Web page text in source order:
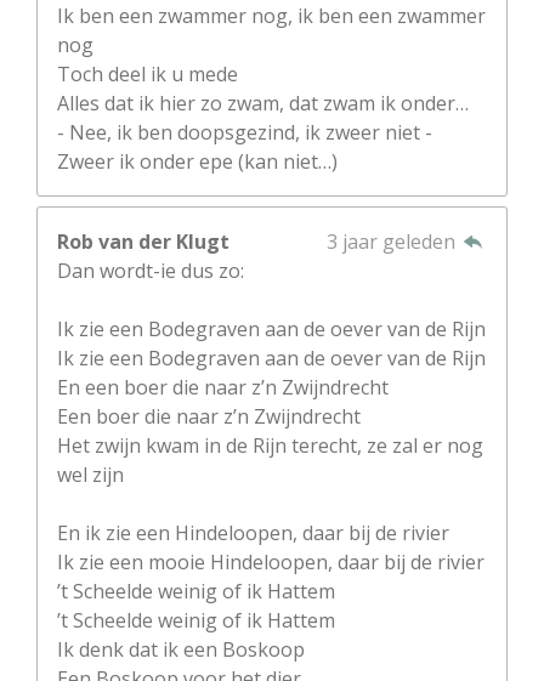
Ik ben een zwammer nog, ik ben een zwammer
nog
Toch deel ik u mede
Alles dat ik hier zo zwam, dat zwam ik onder…
- Nee, ik ben doopsgezind, ik zweer niet -
Zweer ik onder epe (kan niet…)
Rob van der Klugt
3 jaar geleden
Dan wordt-ie dus zo:
Ik zie een Bodegraven aan de oever van de Rijn
Ik zie een Bodegraven aan de oever van de Rijn
En een boer die naar z’n Zwijndrecht
Een boer die naar z’n Zwijndrecht
Het zwijn kwam in de Rijn terecht, ze zal er nog
wel zijn
En ik zie een Hindeloopen, daar bij de rivier
Ik zie een mooie Hindeloopen, daar bij de rivier
’t Scheelde weinig of ik Hattem
’t Scheelde weinig of ik Hattem
Ik denk dat ik een Boskoop